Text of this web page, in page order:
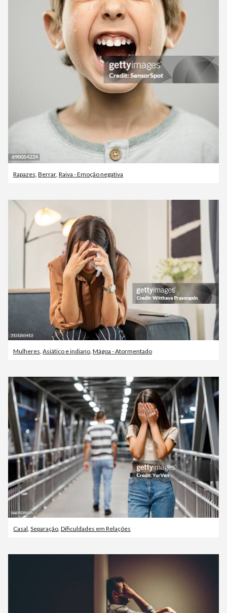
Rapazes, Berrar, Raiva - Emoção negativa
Mulheres, Asiático e indiano, Mágoa - Atormentado
Casal Separação Dificuldades em Relações